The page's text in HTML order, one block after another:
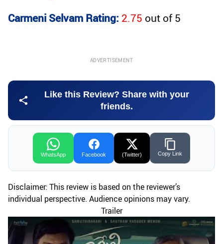
Carmeni Selvam Rating: 2.75 out of5
ADVERTISEMENT
Like this Review? Share with your
friends.
WhatsApp Facebook (Twitter) Copy Link
Disclaimer: This review is based on the reviewer’s
individual perspective. Audience opinions may vary.
Trailer